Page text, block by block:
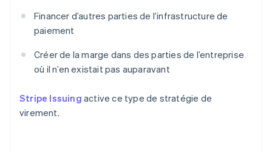
Financer d’autres parties de l’infrastructure de
paiement
Créer de la marge dans des parties de l’entreprise
où il n’en existait pas auparavant
Stripe Issuing active ce type de stratégie de
virement.